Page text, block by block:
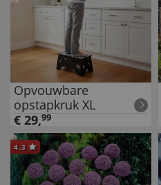
Opvouwbare
opstapkruk XL
€ 29,99
4.3